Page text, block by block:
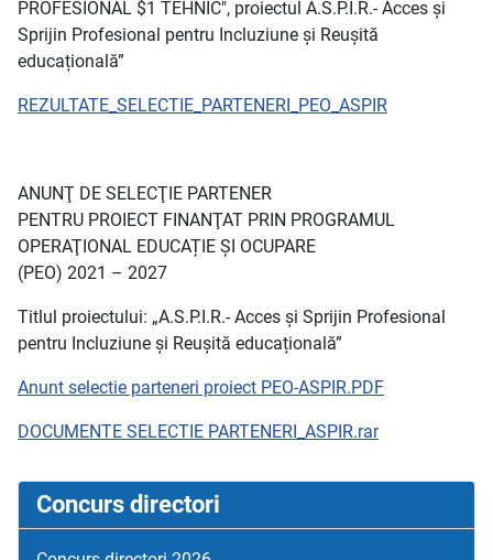
PROFESIONAL $1 TEHNIC", proiectul A.S.P.I.R.- Acces și
Sprijin Profesional pentru Incluziune și Reușită
educațională”
REZULTATE_SELECTIE_PARTENERI_PEO_ASPIR
ANUNŢ DE SELECŢIE PARTENER
PENTRU PROIECT FINANŢAT PRIN PROGRAMUL
OPERAŢIONAL EDUCAȚIE ȘI OCUPARE
(PEO) 2021 – 2027
Titlul proiectului: „A.S.P.I.R.- Acces și Sprijin Profesional
pentru Incluziune și Reușită educațională”
Anunt selectie parteneri proiect PEO-ASPIR.PDF
DOCUMENTE SELECTIE PARTENERI_ASPIR.rar
Concurs directori